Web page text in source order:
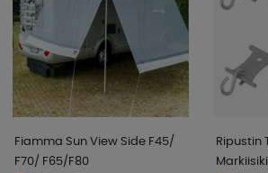
Fiamma Sun View Side F45/
F70/ F65/F80
Ripustin